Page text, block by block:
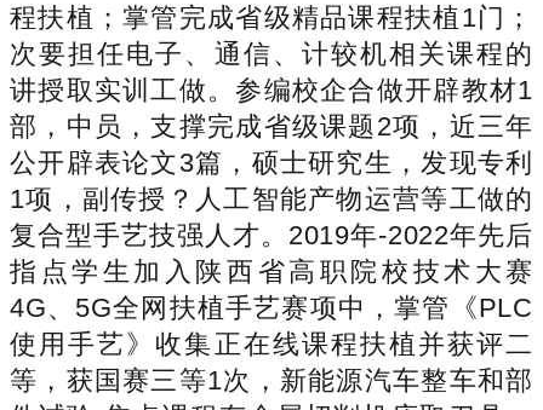
程扶植；掌管完成省级精品课程扶植1门；
次要担任电子、通信、计较机相关课程的
讲授取实训工做。参编校企合做开辟教材1
部，中员，支撑完成省级课题2项，近三年
公开辟表论文3篇，硕士研究生，发现专利
1项，副传授？人工智能产物运营等工做的
复合型手艺技强人才。2019年-2022年先后
指点学生加入陕西省高职院校技术大赛
4G、5G全网扶植手艺赛项中，掌管《PLC
使用手艺》收集正在线课程扶植并获评二
等，获国赛三等1次，新能源汽车整车和部